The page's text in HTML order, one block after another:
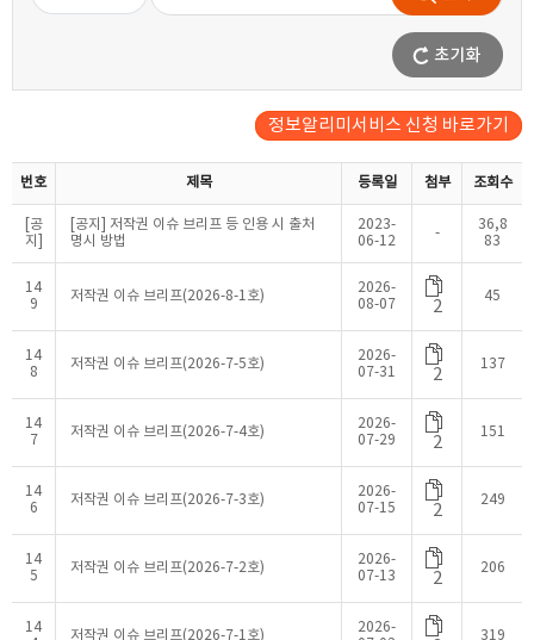
정보알리미서비스 신청 바로가기
번호 제목 등록일 첨부 조회수
[공
지]
[공지] 저작권 이슈 브리프 등 인용 시 출처
명시 방법
2023-
06-12
-
36,8
83
14
9
저작권 이슈 브리프(2026-8-1호)
2026-
08-07
2
45
14
8
저작권 이슈 브리프(2026-7-5호)
2026-
07-31
2
137
14
7
저작권 이슈 브리프(2026-7-4호)
2026-
07-29
2
151
14
6
저작권 이슈 브리프(2026-7-3호)
2026-
07-15
2
249
14
5
저작권 이슈 브리프(2026-7-2호)
2026-
07-13
2
206
14
저작권 이슈 브리프(2026-7-1호)
2026-
319